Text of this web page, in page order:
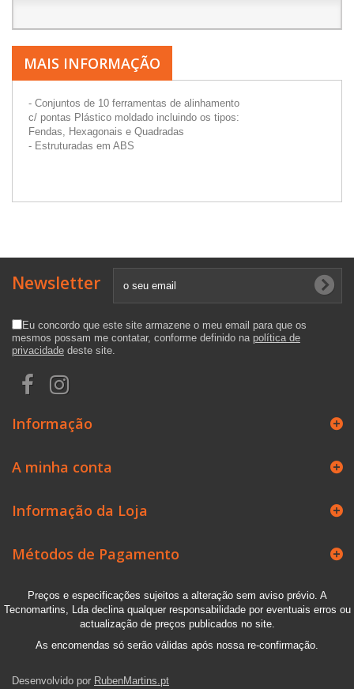
MAIS INFORMAÇÃO
- Conjuntos de 10 ferramentas de alinhamento
c/ pontas Plástico moldado incluindo os tipos:
Fendas, Hexagonais e Quadradas
- Estruturadas em ABS
Newsletter
Eu concordo que este site armazene o meu email para que os
mesmos possam me contatar, conforme definido na política de
privacidade deste site.
Informação
A minha conta
Informação da Loja
Métodos de Pagamento
Preços e especificações sujeitos a alteração sem aviso prévio. A
Tecnomartins, Lda declina qualquer responsabilidade por eventuais erros ou
actualização de preços publicados no site.
As encomendas só serão válidas após nossa re-confirmação.
Desenvolvido por RubenMartins.pt